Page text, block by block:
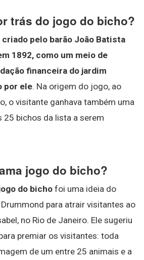
trás do jogo do bicho?
pelo barão João Batista
1892, como um meio de
financeira do jardim
por ele. Na origem do jogo, ao
o visitante ganhava também uma
25 bichos da lista a serem
jogo do bicho?
do bicho foi uma ideia do
para atrair visitantes ao
no Rio de Janeiro. Ele sugeriu
premiar os visitantes: toda
de um entre 25 animais e a